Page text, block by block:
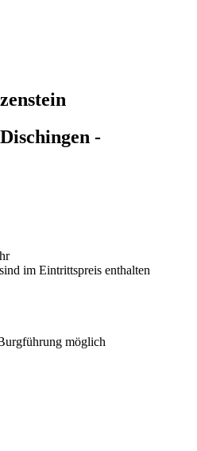
-
im Eintrittspreis enthalten
möglich